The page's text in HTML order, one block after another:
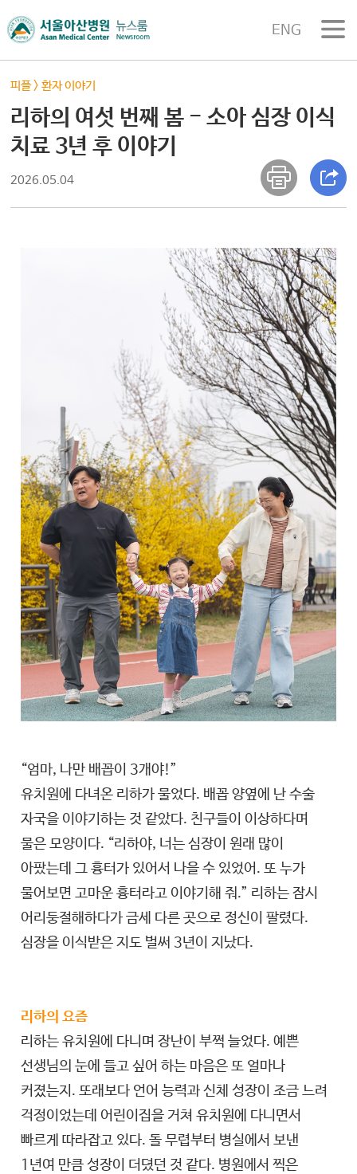
ENG
피플>환자 이야기
리하의 여섯 번째 봄 - 소아 심장 이식
치료 3년 후 이야기
2026.05.04
“엄마, 나만 배꼽이 3개야!”
유치원에 다녀온 리하가 물었다. 배꼽 양옆에 난 수술
자국을 이야기하는 것 같았다. 친구들이 이상하다며
물은 모양이다. “리하야, 너는 심장이 원래 많이
아팠는데 그 흉터가 있어서 나을 수 있었어. 또 누가
물어보면 고마운 흉터라고 이야기해 줘.” 리하는 잠시
어리둥절해하다가 금세 다른 곳으로 정신이 팔렸다.
심장을 이식받은 지도 벌써 3년이 지났다.
리하의 요즘
리하는 유치원에 다니며 장난이 부쩍 늘었다. 예쁜
선생님의 눈에 들고 싶어 하는 마음은 또 얼마나
커졌는지. 또래보다 언어 능력과 신체 성장이 조금 느려
걱정이었는데 어린이집을 거쳐 유치원에 다니면서
빠르게 따라잡고 있다. 돌 무렵부터 병실에서 보낸
1년여 만큼 성장이 더뎠던 것 같다. 병원에서 찍은